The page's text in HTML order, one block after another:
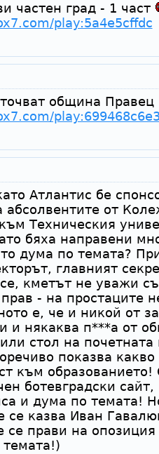
частен град - 1 част
play:5a4e5cffdc
община Правец
Атлантис бе
от
Техническия
бяха направени
дума по темата?
главният
кметът не уважи
- на простаците
е, че и никой от
и някаква п***а от
стол на
показва
към
ботевградски
и дума по темата!
се казва Иван
се прави на